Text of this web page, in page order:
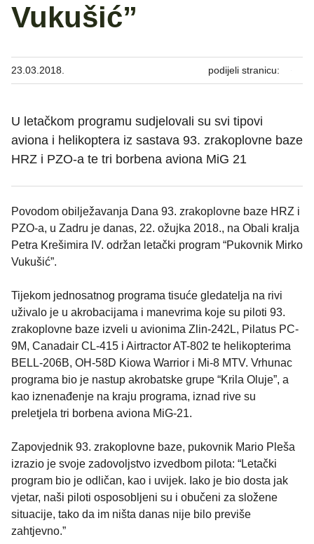
Vukušić”
23.03.2018. podijeli stranicu:
U letačkom programu sudjelovali su svi tipovi
aviona i helikoptera iz sastava 93. zrakoplovne baze
HRZ i PZO-a te tri borbena aviona MiG 21
Povodom obilježavanja Dana 93. zrakoplovne baze HRZ i
PZO-a, u Zadru je danas, 22. ožujka 2018., na Obali kralja
Petra Krešimira IV. održan letački program “Pukovnik Mirko
Vukušić”.
Tijekom jednosatnog programa tisuće gledatelja na rivi
uživalo je u akrobacijama i manevrima koje su piloti 93.
zrakoplovne baze izveli u avionima Zlin-242L, Pilatus PC-
9M, Canadair CL-415 i Airtractor AT-802 te helikopterima
BELL-206B, OH-58D Kiowa Warrior i Mi-8 MTV. Vrhunac
programa bio je nastup akrobatske grupe “Krila Oluje”, a
kao iznenađenje na kraju programa, iznad rive su
preletjela tri borbena aviona MiG-21.
Zapovjednik 93. zrakoplovne baze, pukovnik Mario Pleša
izrazio je svoje zadovoljstvo izvedbom pilota: “Letački
program bio je odličan, kao i uvijek. Iako je bio dosta jak
vjetar, naši piloti osposobljeni su i obučeni za složene
situacije, tako da im ništa danas nije bilo previše
zahtjevno.”